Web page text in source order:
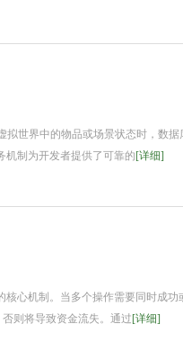
世界中的物品或场景状态时，数据
机制为开发者提供了可靠的[详细]
心机制。当多个操作需要同时成功
则将导致资金流失。通过[详细]